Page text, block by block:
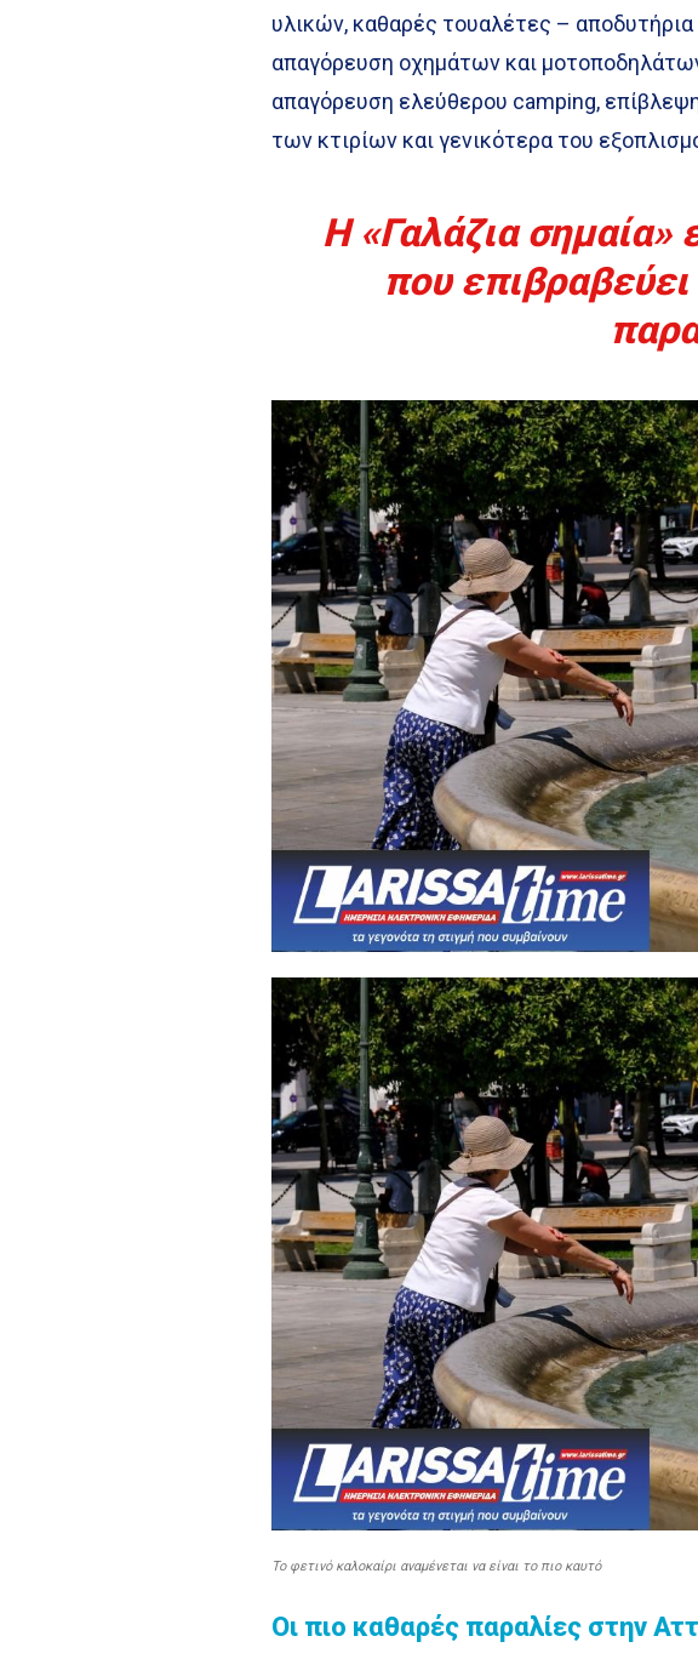
υλικών, καθαρές τουαλέτες –
απαγόρευση οχημάτων και
απαγόρευση ελεύθερου camping,
των κτιρίων και γενικότερα του
Η «Γαλάζια σημαία»
που
Το φετινό καλοκαίρι αναμένεται να είναι το πιο καυτό
Οι πιο καθαρές παραλίες στην